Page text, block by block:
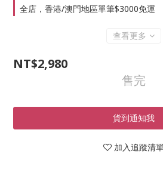
全店，香港/澳門地區單筆$3000免運
查看更多
NT$2,980
售完
貨到通知我
加入追蹤清